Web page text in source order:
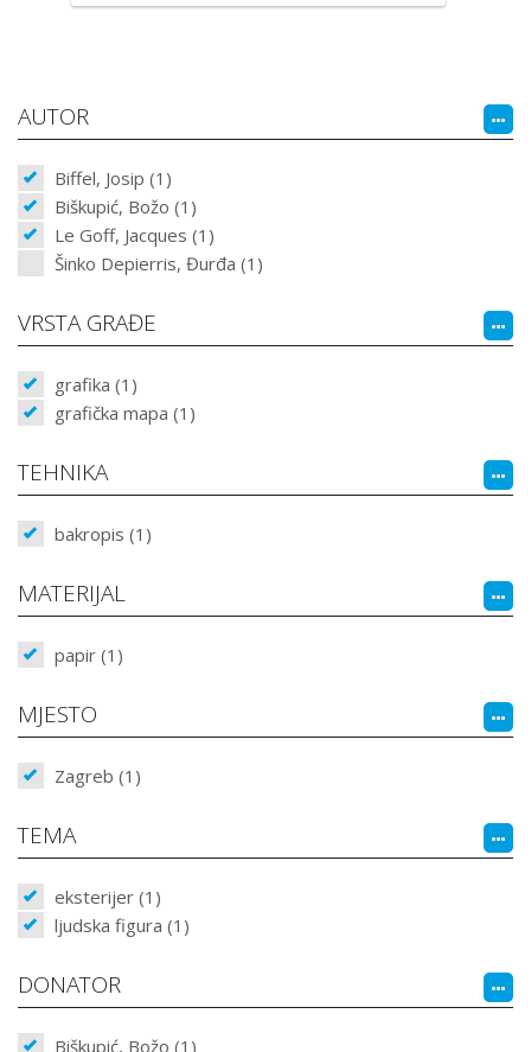
AUTOR
Biffel, Josip (1)
Biškupić, Božo (1)
Le Goff, Jacques (1)
Šinko Depierris, Đurđa (1)
VRSTA GRAĐE
grafika (1)
grafička mapa (1)
TEHNIKA
bakropis (1)
MATERIJAL
papir (1)
MJESTO
Zagreb (1)
TEMA
eksterijer (1)
ljudska figura (1)
DONATOR
Biškupić, Božo (1)